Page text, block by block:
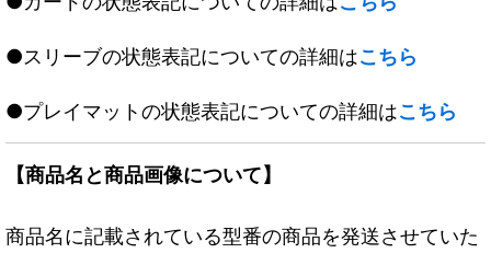
●スリーブの状態表記についての詳細はこちら
●プレイマットの状態表記についての詳細はこちら
【商品名と商品画像について】
商品名に記載されている型番の商品を発送させていた